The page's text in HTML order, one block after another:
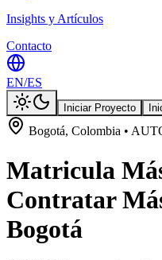
Insights y Artículos
Contacto
EN/ES
Iniciar Proyecto
Bogotá, Colombia •
Matricula
Contratar
Bogotá